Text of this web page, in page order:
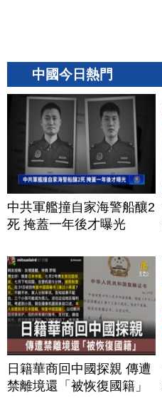
中國今日熱門
中共軍艦撞自家海警船釀2
死 掩蓋一年後才曝光
日籍華商回中國探親 傳遭
禁離境還「被恢復國籍」